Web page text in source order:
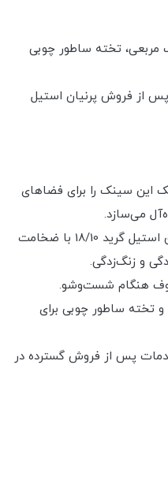
مربعی، تخته ساطور چوبی
این سینک را برای فضاهای
می‌سازد.
•کیفیت ساخت بالا: استفاده از ورق استیل گرید 18/10 با ضخامت
هنگام شست‌وشو.
و تخته ساطور چوبی برای
ضمانت و خدمات پس از فروش گسترده در